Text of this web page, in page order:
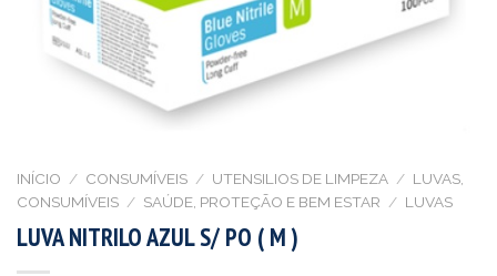
INÍCIO / CONSUMÍVEIS / UTENSILIOS DE LIMPEZA / LUVAS,
CONSUMÍVEIS / SAÚDE, PROTEÇÃO E BEM ESTAR / LUVAS
LUVA NITRILO AZUL S/ PO ( M )